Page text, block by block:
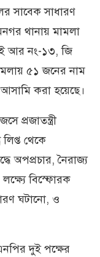
সাবেক সাধারণ
থানায় মামলা
আর নং-১৩, জি
৫১ জনের নাম
করা হয়েছে।
প্রজাতন্ত্রী
থেকে
অপপ্রচার, নৈরাজ্য
লক্ষ্যে বিস্ফোরক
ঘটানো, ও
দুই পক্ষের